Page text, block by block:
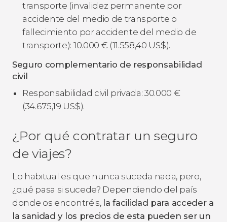
transporte (invalidez permanente por
accidente del medio de transporte o
fallecimiento por accidente del medio de
transporte): 10.000 € (11.558,40 US$).
Seguro complementario de responsabilidad
civil
Responsabilidad civil privada: 30.000 €
(34.675,19 US$).
¿Por qué contratar un seguro
de viajes?
Lo habitual es que nunca suceda nada, pero,
¿qué pasa si sucede? Dependiendo del país
donde os encontréis, la facilidad para acceder a
la sanidad y los precios de esta pueden ser un